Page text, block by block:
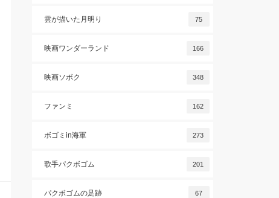
雲が描いた月明り 75
映画ワンダーランド 166
映画ソボク 348
ファンミ 162
ボゴミin海軍 273
歌手パクボゴム 201
パクボゴムの足跡 67